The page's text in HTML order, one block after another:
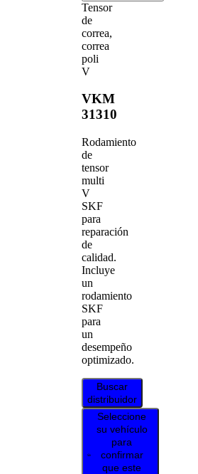
Tensor
de
correa,
correa
poli
V
VKM
31310
Rodamiento
de
tensor
multi
V
SKF
para
reparación
de
calidad.
Incluye
un
rodamiento
SKF
para
un
desempeño
optimizado.
Buscar
distribuidor
Seleccione
su vehículo
para
confirmar
que este